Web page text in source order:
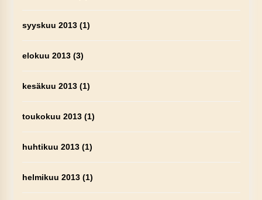
syyskuu 2013(1)
elokuu 2013(3)
kesäkuu 2013(1)
toukokuu 2013(1)
huhtikuu 2013(1)
helmikuu 2013(1)